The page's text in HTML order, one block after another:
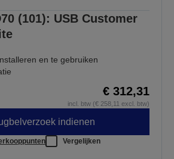
(101): USB Customer
en te gebruiken
€ 312,31
incl. btw (€ 258,11 excl. btw)
indienen
Vergelijken